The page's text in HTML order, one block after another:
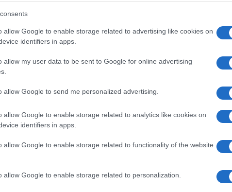
allow Google to enable storage related to advertising like cookies on
identifiers in apps.
allow my user data to be sent to Google for online advertising
allow Google to send me personalized advertising.
allow Google to enable storage related to analytics like cookies on
identifiers in apps.
allow Google to enable storage related to functionality of the website
allow Google to enable storage related to personalization.
a mano. La lavorazione della pasta,
deriva il nome “trofia”. Questo formato di
rendendo ogni boccone un’esperienza
del pesto
è fondamentale utilizzare ingredienti
sono: